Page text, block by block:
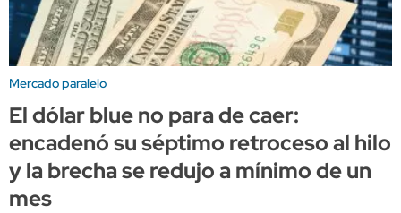
Mercado paralelo
El dólar blue no para de caer:
encadenó su séptimo retroceso al hilo
y la brecha se redujo a mínimo de un
mes